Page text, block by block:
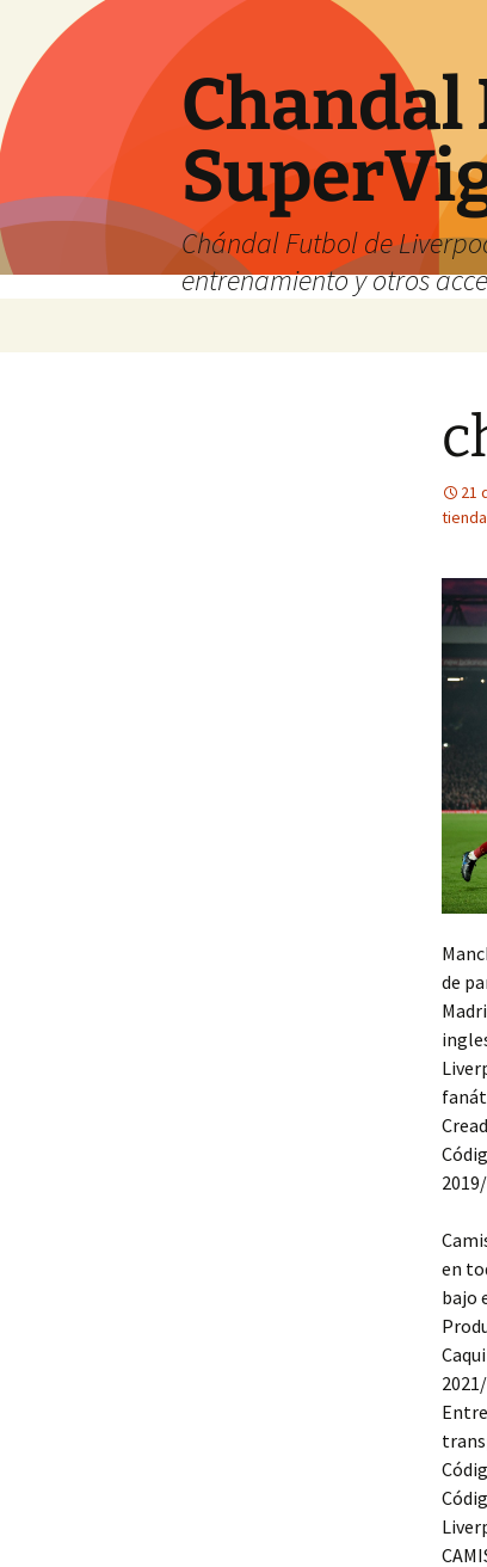
Chandal
Chándal Futbol de
entrenamiento y otros
21
de
en
bajo